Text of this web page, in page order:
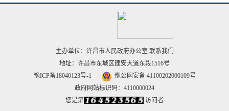
主办单位：许昌市人民政府办公室 联系我们
地址：许昌市东城区建安大道东段1516号
豫ICP备18040123号-1
豫公网安备 41100202000109号
政府网站标识码：4110000024
您是第
访问者